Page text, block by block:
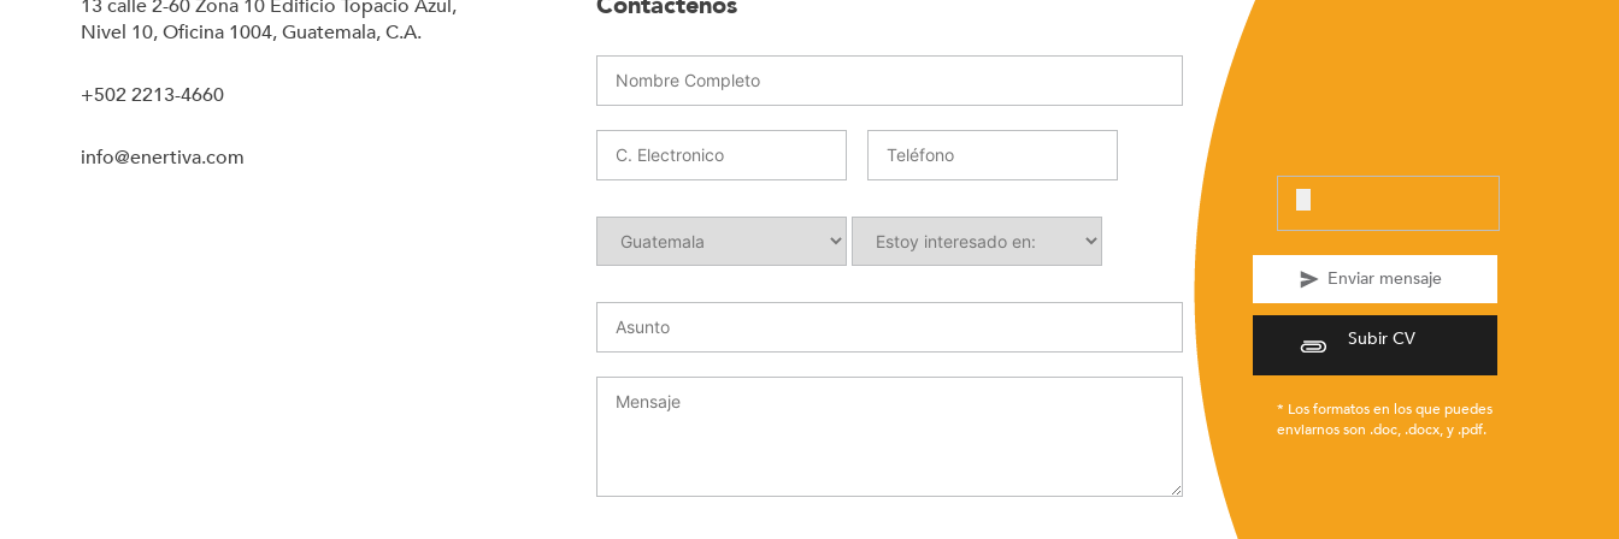
13 calle 2-60 Zona 10 Edificio Topacio Azul,
Nivel 10, Oficina 1004, Guatemala, C.A.
+502 2213-4660
info@enertiva.com
Subir CV
* Los formatos en los que puedes
enviarnos son .doc, .docx, y .pdf.